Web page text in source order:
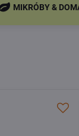
MIKRÓBY &